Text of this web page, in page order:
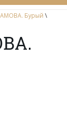
Бурый \